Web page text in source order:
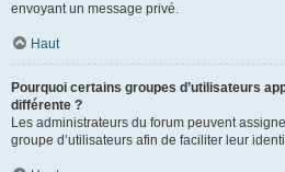
envoyant un message privé.
Haut
Pourquoi certains groupes d’utilisateurs
différente ?
Les administrateurs du forum peuvent
groupe d’utilisateurs afin de faciliter leur